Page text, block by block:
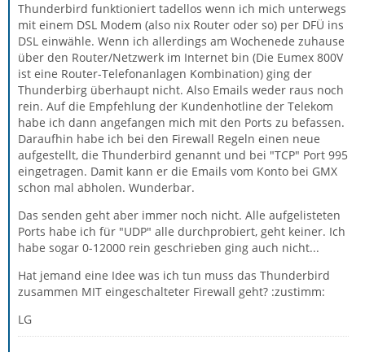
Thunderbird funktioniert tadellos wenn ich mich unterwegs
mit einem DSL Modem (also nix Router oder so) per DFÜ ins
DSL einwähle. Wenn ich allerdings am Wochenede zuhause
über den Router/Netzwerk im Internet bin (Die Eumex 800V
ist eine Router-Telefonanlagen Kombination) ging der
Thunderbirg überhaupt nicht. Also Emails weder raus noch
rein. Auf die Empfehlung der Kundenhotline der Telekom
habe ich dann angefangen mich mit den Ports zu befassen.
Daraufhin habe ich bei den Firewall Regeln einen neue
aufgestellt, die Thunderbird genannt und bei "TCP" Port 995
eingetragen. Damit kann er die Emails vom Konto bei GMX
schon mal abholen. Wunderbar.
Das senden geht aber immer noch nicht. Alle aufgelisteten
Ports habe ich für "UDP" alle durchprobiert, geht keiner. Ich
habe sogar 0-12000 rein geschrieben ging auch nicht...
Hat jemand eine Idee was ich tun muss das Thunderbird
zusammen MIT eingeschalteter Firewall geht? :zustimm:
LG